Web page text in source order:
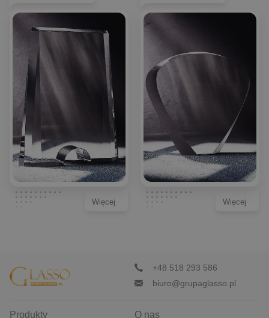
Więcej Więcej
+48 518 293 586
biuro@grupaglasso.pl
Produkty O nas